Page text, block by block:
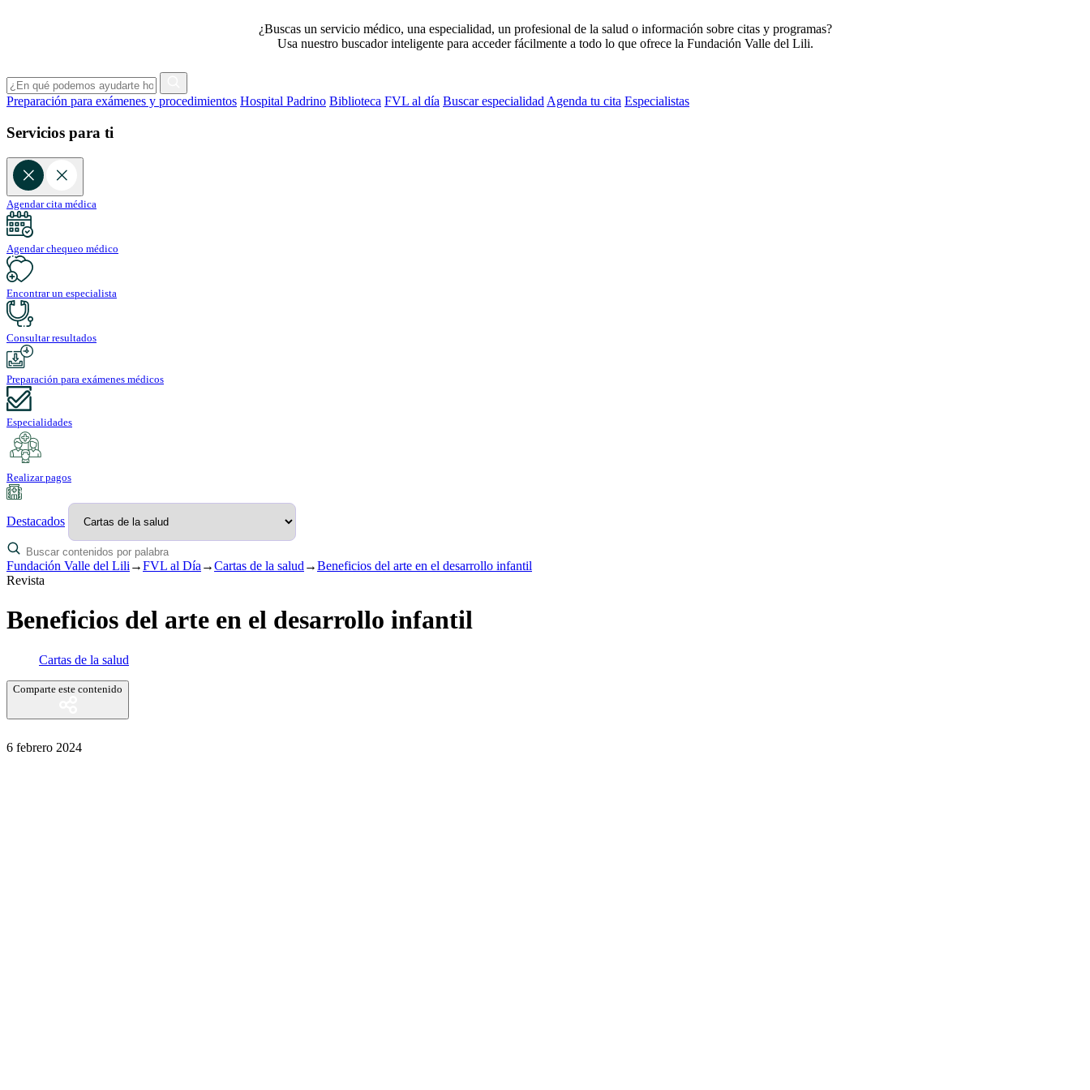
¿Buscas un servicio médico, una especialidad, un profesional de la salud o información sobre citas y programas?
Usa nuestro buscador inteligente para acceder fácilmente a todo lo que ofrece la Fundación Valle del Lili.
Preparación para exámenes y procedimientos Hospital Padrino Biblioteca FVL al día Buscar especialidad Agenda tu cita Especialistas
Servicios para ti
Agendar cita médica
Agendar chequeo médico
Encontrar un especialista
Consultar resultados
Preparación para exámenes médicos
Especialidades
Realizar pagos
Destacados
Fundación Valle del Lili →FVL al Día →Cartas de la salud →Beneficios del arte en el desarrollo infantil
Revista
Beneficios del arte en el desarrollo infantil
Cartas de la salud
Comparte este contenido
6 febrero 2024